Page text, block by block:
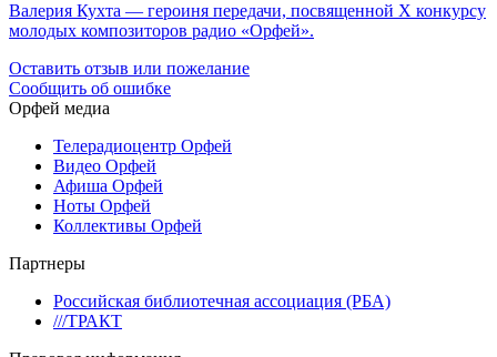
Валерия Кухта — героиня передачи, посвященной X конкурсу
молодых композиторов радио «Орфей».
Оставить отзыв или пожелание
Сообщить об ошибке
Орфей медиа
Телерадиоцентр Орфей
Видео Орфей
Афиша Орфей
Ноты Орфей
Коллективы Орфей
Партнеры
Российская библиотечная ассоциация (РБА)
///ТРАКТ